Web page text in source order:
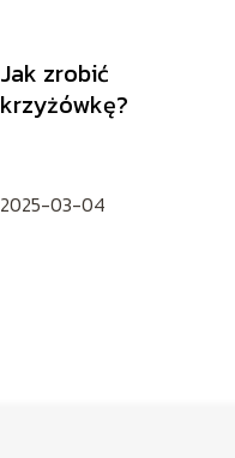
Jak zrobić
krzyżówkę?
2025-03-04